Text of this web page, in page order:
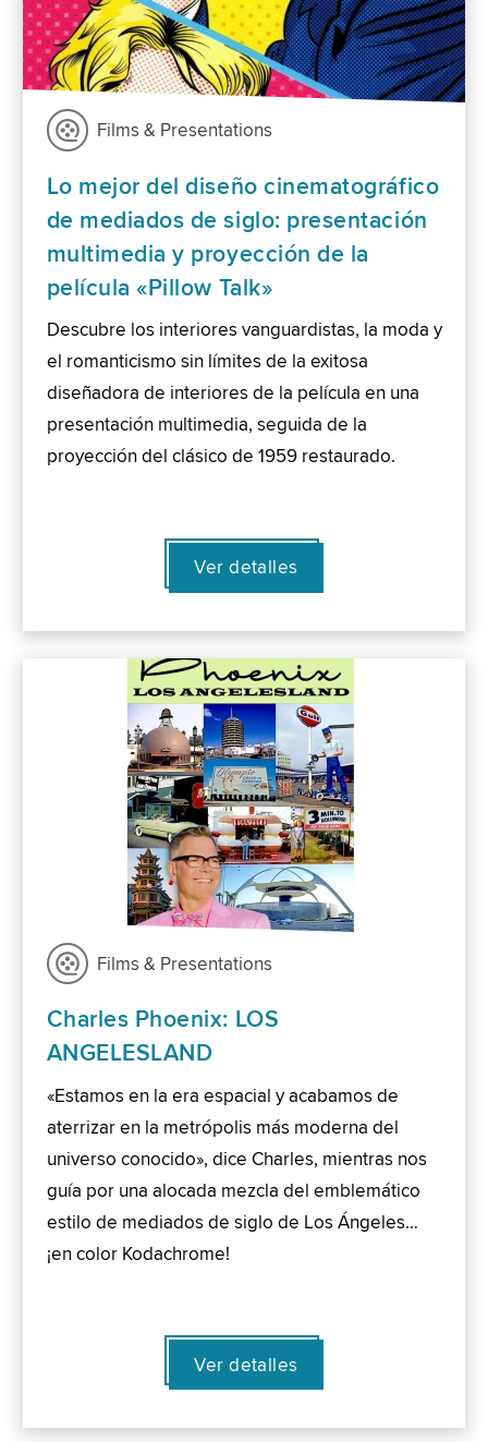
Films & Presentations
Lo mejor del diseño cinematográfico
de mediados de siglo: presentación
multimedia y proyección de la
película «Pillow Talk»
Descubre los interiores vanguardistas, la moda y
el romanticismo sin límites de la exitosa
diseñadora de interiores de la película en una
presentación multimedia, seguida de la
proyección del clásico de 1959 restaurado.
Ver detalles
Films & Presentations
Charles Phoenix: LOS
ANGELESLAND
«Estamos en la era espacial y acabamos de
aterrizar en la metrópolis más moderna del
universo conocido», dice Charles, mientras nos
guía por una alocada mezcla del emblemático
estilo de mediados de siglo de Los Ángeles…
¡en color Kodachrome!
Ver detalles